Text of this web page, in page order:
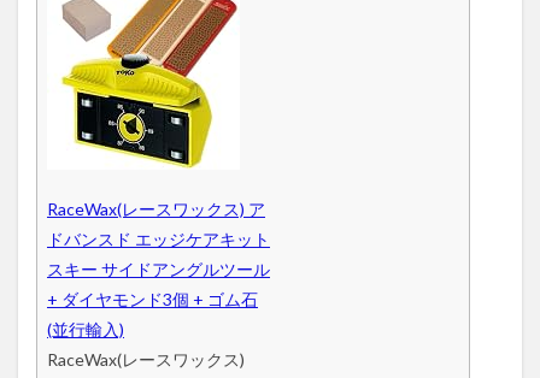
RaceWax(レースワックス) ア
ドバンスド エッジケアキット
スキー サイドアングルツール
+ ダイヤモンド3個 + ゴム石
(並行輸入)
RaceWax(レースワックス)